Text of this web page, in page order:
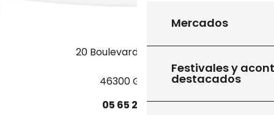
Mercados
Festivales y
destacados
20 Boulevard des Martyrs
46300 Gourdon
05 65 27 5250